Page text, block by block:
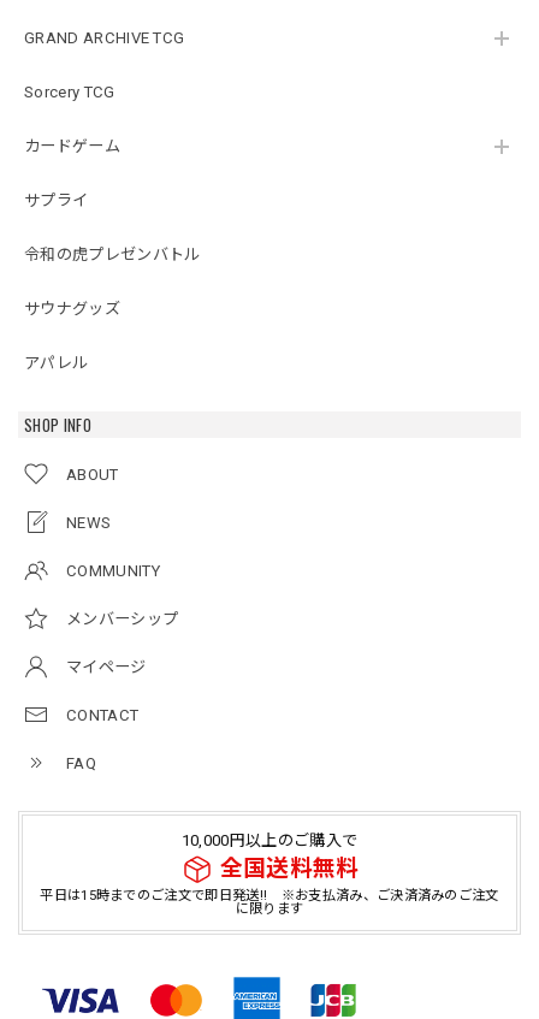
GRAND ARCHIVE TCG
Sorcery TCG
カードゲーム
サプライ
令和の虎プレゼンバトル
サウナグッズ
アパレル
SHOP INFO
ABOUT
NEWS
COMMUNITY
メンバーシップ
マイページ
CONTACT
FAQ
10,000円以上のご購入で
全国送料無料
平日は15時までのご注文で即日発送!! ※お支払済み、ご決済済みのご注文
に限ります